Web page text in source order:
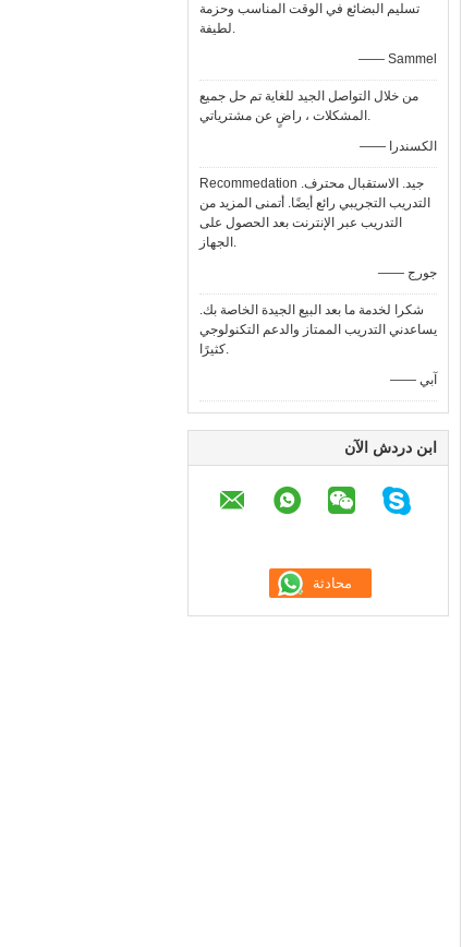
تسليم البضائع في الوقت المناسب وحزمة
لطيفة.
—— Sammel
من خلال التواصل الجيد للغاية تم حل جميع
المشكلات ، راضٍ عن مشترياتي.
—— الكسندرا
Recommedation جيد. الاستقبال محترف.
التدريب التجريبي رائع أيضًا. أتمنى المزيد من
التدريب عبر الإنترنت بعد الحصول على
الجهاز.
—— جورج
شكرا لخدمة ما بعد البيع الجيدة الخاصة بك.
يساعدني التدريب الممتاز والدعم التكنولوجي
كثيرًا.
—— آبي
ابن دردش الآن